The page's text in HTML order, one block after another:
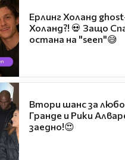
Ерлинг Холанд
Холанд?! 💀 Защо
остана на "seen"😅
Втори шанс за
Гранде и Рики
заедно!😍